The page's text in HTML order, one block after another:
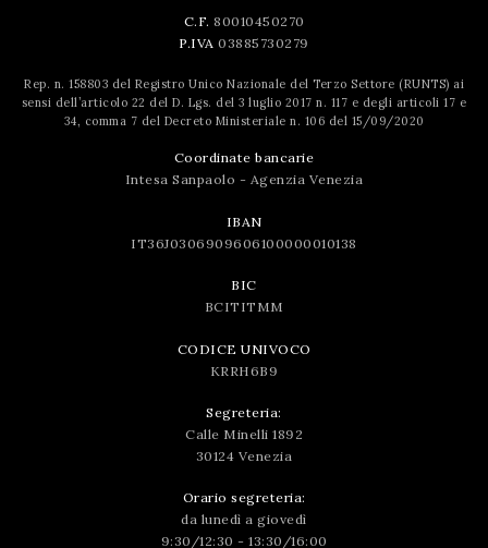
C.F. 80010450270
P.IVA 03885730279
Rep. n. 158803 del Registro Unico Nazionale del Terzo Settore (RUNTS) ai
sensi dell’articolo 22 del D. Lgs. del 3 luglio 2017 n. 117 e degli articoli 17 e
34, comma 7 del Decreto Ministeriale n. 106 del 15/09/2020
Coordinate bancarie
Intesa Sanpaolo - Agenzia Venezia
IBAN
IT36J0306909606100000010138
BIC
BCITITMM
CODICE UNIVOCO
KRRH6B9
Segreteria:
Calle Minelli 1892
30124 Venezia
Orario segreteria:
da lunedì a giovedì
9:30/12:30 - 13:30/16:00